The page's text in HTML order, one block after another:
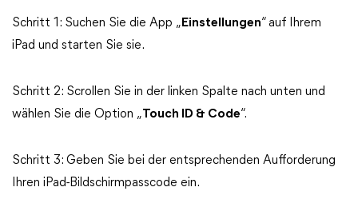
Schritt 1: Suchen Sie die App „ Einstellungen“ auf Ihrem
iPad und starten Sie sie.
Schritt 2: Scrollen Sie in der linken Spalte nach unten und
wählen Sie die Option „Touch ID & Code“.
Schritt 3: Geben Sie bei der entsprechenden Aufforderung
Ihren iPad-Bildschirmpasscode ein.